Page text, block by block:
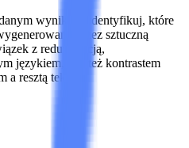
wyniku. Zidentyfikuj, które
przez sztuczną
z redundancją,
językiem, czy też kontrastem
resztą tekstu.